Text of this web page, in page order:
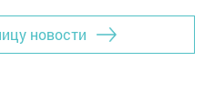
новости